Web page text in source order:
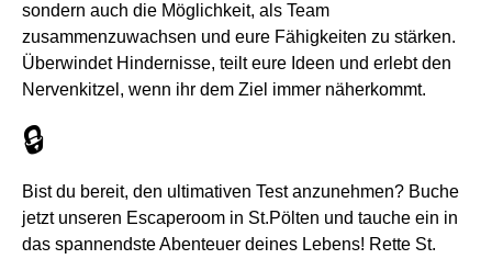
sondern auch die Möglichkeit, als Team
zusammenzuwachsen und eure Fähigkeiten zu stärken.
Überwindet H indernisse, teilt eure Ideen und erlebt den
Nervenkitzel, wenn ihr dem Ziel immer näherkommt.
🔒
Bist du bereit, den ultimativen Test anzunehmen? Buche
jetzt unseren Escaperoom in St.Pölten und tauche ein in
das spannendste Abenteuer deines Lebens! Rette St.